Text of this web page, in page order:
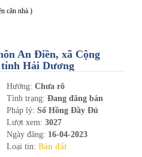
căn nhà )
An Điền, xã Cộng
tỉnh Hải Dương
Hướng: Chưa rõ
Tình trạng: Đang đăng bán
Pháp lý: Sổ Hồng Đầy Đủ
Lượt xem: 3027
Ngày đăng: 16-04-2023
Loại tin: Bán đất